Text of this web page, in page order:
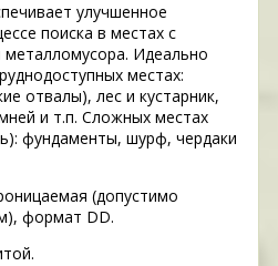
улучшенное
поиска в местах с
Идеально
местах:
отвалы), лес и кустарник,
и т.п. Cложных местах
фундаменты, шурф, чердаки
(допустимо
формат DD.